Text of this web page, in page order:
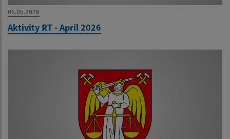
06.05.2026
Aktivity RT - Apríl 2026